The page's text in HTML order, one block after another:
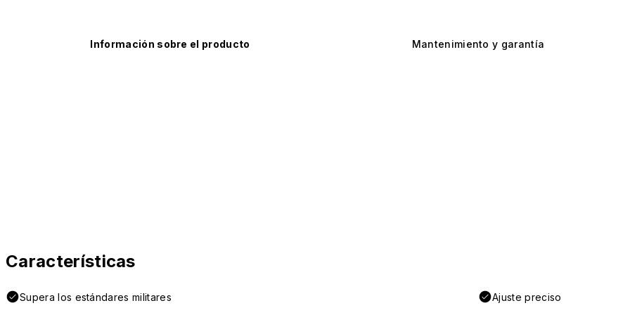
Información sobre el producto Mantenimiento y garantía
Características
Supera los estándares militares Ajuste preciso